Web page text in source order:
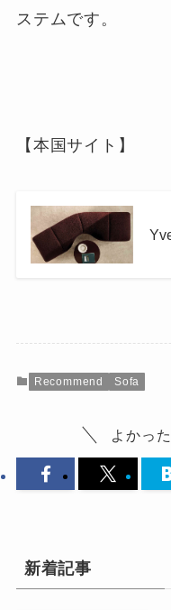
ステムです。
【本国サイト】
Recommend Sofa
よかっ
新着記事